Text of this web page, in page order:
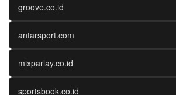
groove.co.id
antarsport.com
mixparlay.co.id
sportsbook.co.id